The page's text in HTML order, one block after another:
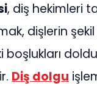
, diş hekimleri
dişlerin
Diş dolgu